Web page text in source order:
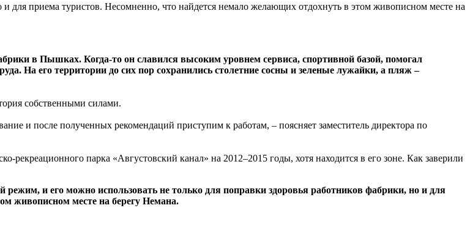
для приема туристов. Несомненно, что найдется немало желающих отдохнуть в этом живописном месте на
в Пышках. Когда-то он славился высоким уровнем сервиса, спортивной базой, помогал
На его территории до сих пор сохранились столетние сосны и зеленые лужайки, а пляж –
собственными силами.
и после полученных рекомендаций приступим к работам, – поясняет заместитель директора по
рекреационного парка «Августовский канал» на 2012–2015 годы, хотя находится в его зоне. Как заверили
и его можно использовать не только для поправки здоровья работников фабрики, но и для
живописном месте на берегу Немана.